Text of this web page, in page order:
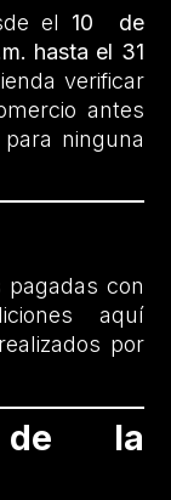
el
10 de
hasta el 31
verificar
antes
ninguna
con
aquí
por
de la